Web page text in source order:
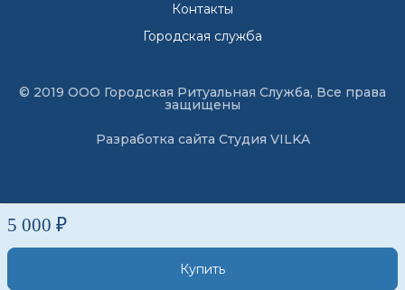
5 000 ₽
Купить
Контакты
Городская служба
© 2019 ООО Городская Ритуальная Служба, Все права
защищены
Разработка сайта Студия VILKA